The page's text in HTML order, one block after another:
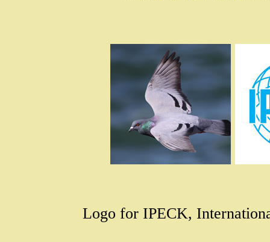
Logo for IPECK,